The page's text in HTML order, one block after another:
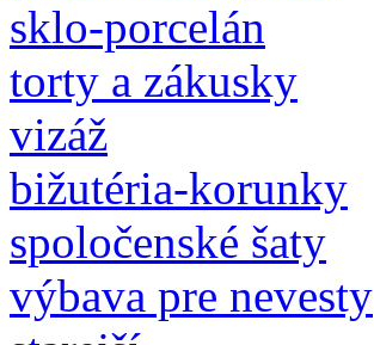
sklo-porcelán
torty a zákusky
vizáž
bižutéria-korunky
spoločenské šaty
výbava pre nevesty